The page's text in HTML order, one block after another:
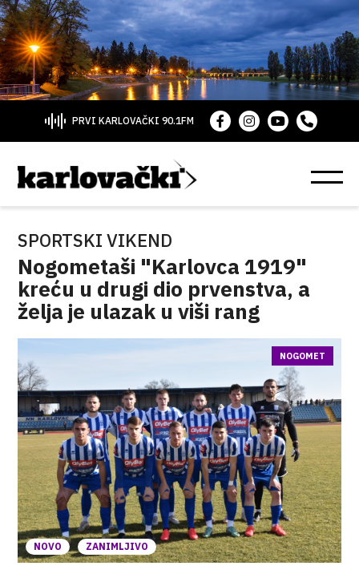
PRVI KARLOVAČKI 90.1FM
SPORTSKI VIKEND
Nogometaši "Karlovca 1919"
kreću u drugi dio prvenstva, a
želja je ulazak u viši rang
NOVO ZANIMLJIVO
NOGOMET